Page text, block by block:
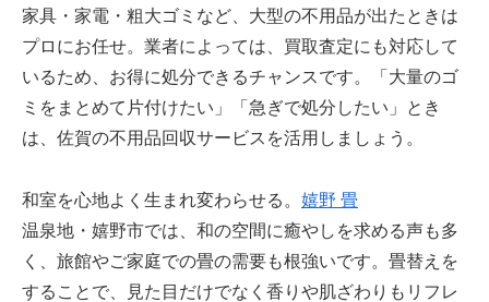
家具・家電・粗大ゴミなど、大型の不用品が出たときは
プロにお任せ。業者によっては、買取査定にも対応して
いるため、お得に処分できるチャンスです。「大量のゴ
ミをまとめて片付けたい」「急ぎで処分したい」とき
は、佐賀の不用品回収サービスを活用しましょう。
和室を心地よく生まれ変わらせる。 嬉野 畳
温泉地・嬉野市では、和の空間に癒やしを求める声も多
く、旅館やご家庭での畳の需要も根強いです。畳替えを
することで、見た目だけでなく香りや肌ざわりもリフレ